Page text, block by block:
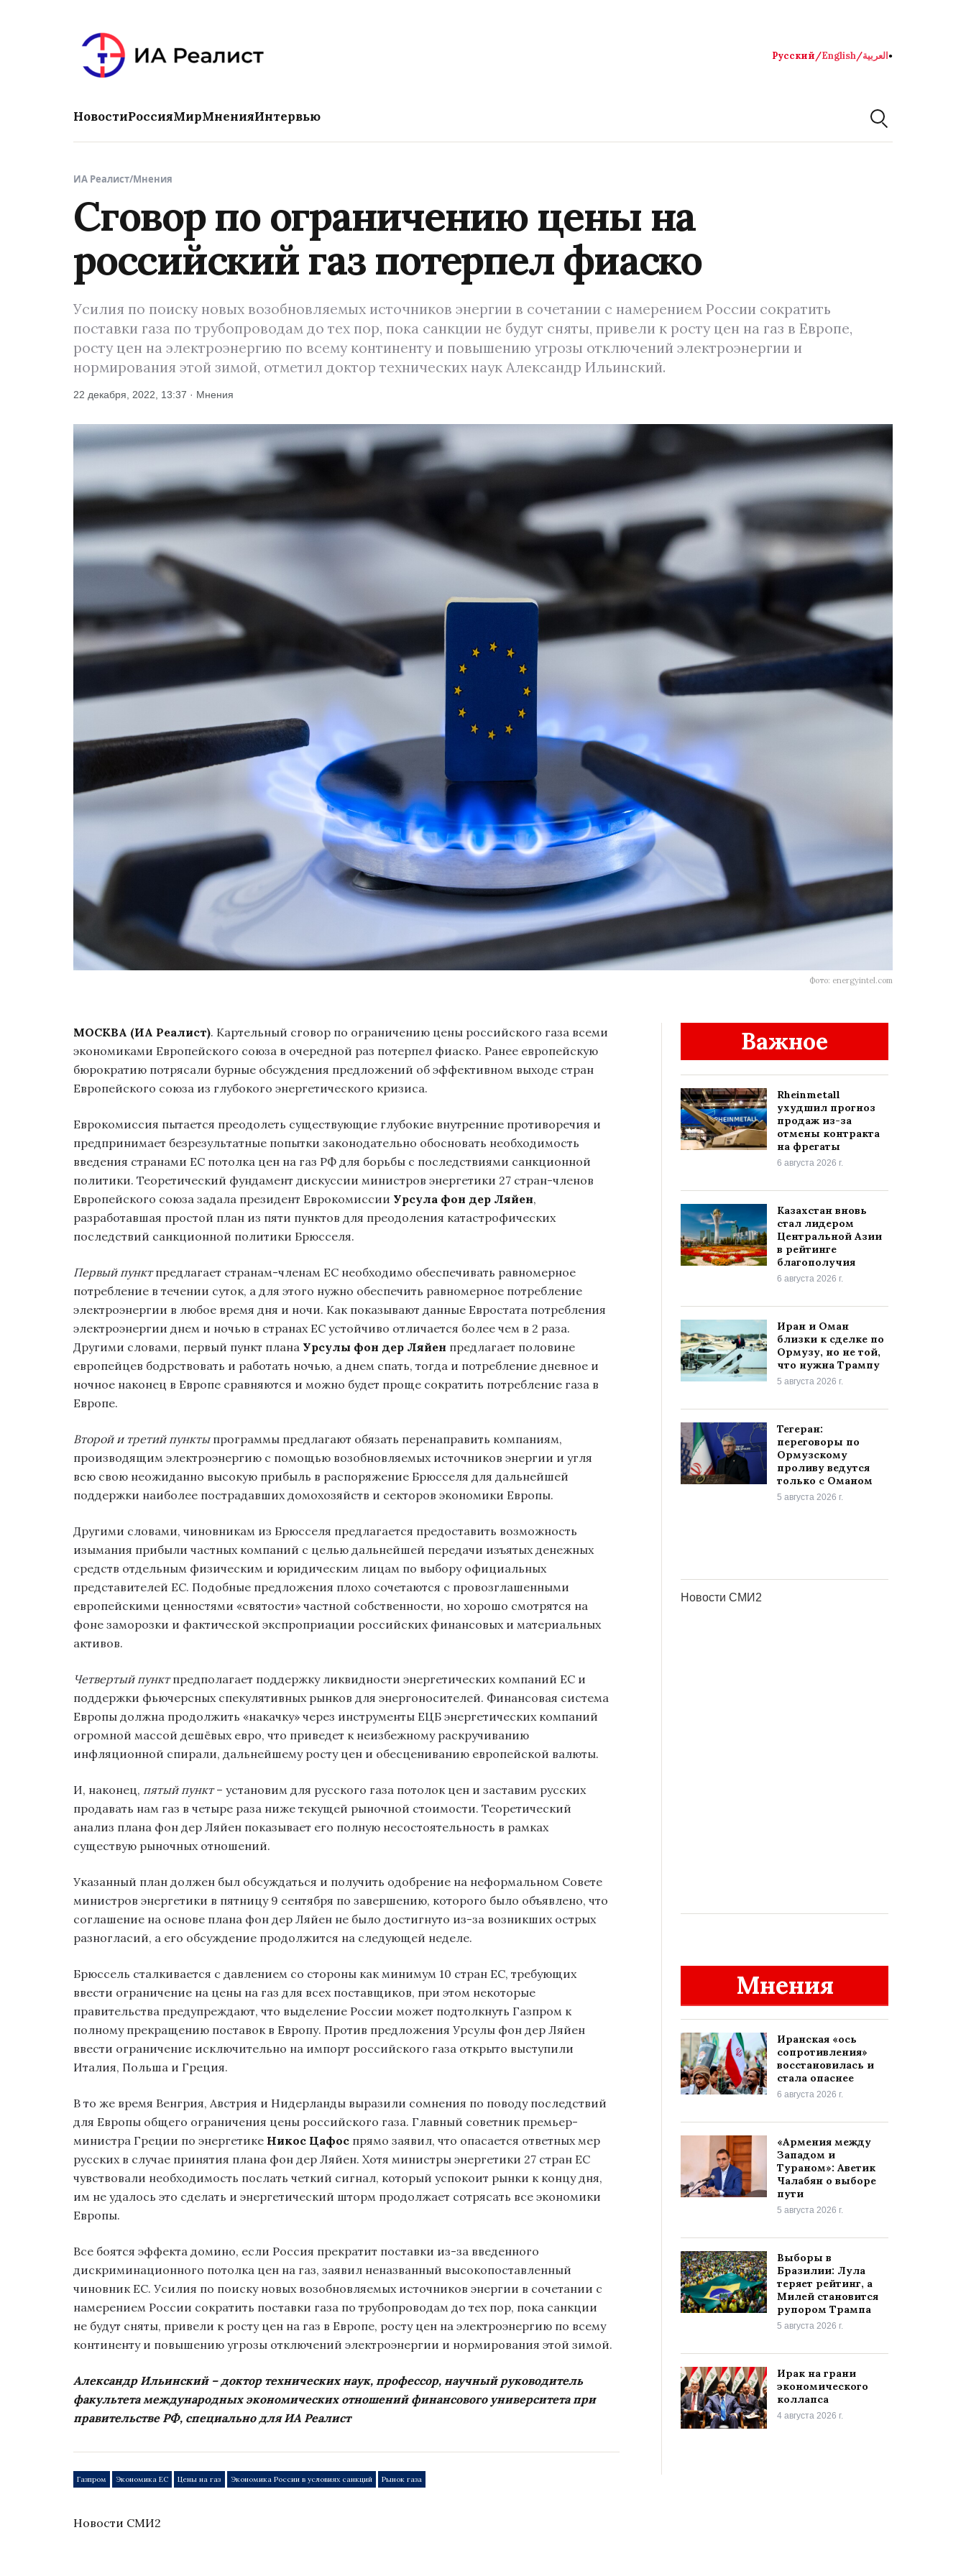
Русский/English/العربية●
НовостиРоссияМирМненияИнтервью
ИА Реалист/Мнения
Сговор по ограничению цены на
российский газ потерпел фиаско
Усилия по поиску новых возобновляемых источников энергии в сочетании с намерением России сократить
поставки газа по трубопроводам до тех пор, пока санкции не будут сняты, привели к росту цен на газ в Европе,
росту цен на электроэнергию по всему континенту и повышению угрозы отключений электроэнергии и
нормирования этой зимой, отметил доктор технических наук Александр Ильинский.
22 декабря, 2022, 13:37 · Мнения
Фото: energyintel.com
МОСКВА (ИА Реалист). Картельный сговор по ограничению цены российского газа всеми
экономиками Европейского союза в очередной раз потерпел фиаско. Ранее европейскую
бюрократию потрясали бурные обсуждения предложений об эффективном выходе стран
Европейского союза из глубокого энергетического кризиса.
Еврокомиссия пытается преодолеть существующие глубокие внутренние противоречия и
предпринимает безрезультатные попытки законодательно обосновать необходимость
введения странами ЕС потолка цен на газ РФ для борьбы с последствиями санкционной
политики. Теоретический фундамент дискуссии министров энергетики 27 стран-членов
Европейского союза задала президент Еврокомиссии Урсула фон дер Ляйен,
разработавшая простой план из пяти пунктов для преодоления катастрофических
последствий санкционной политики Брюсселя.
Первый пунктпредлагает странам-членам ЕС необходимо обеспечивать равномерное
потребление в течении суток, а для этого нужно обеспечить равномерное потребление
электроэнергии в любое время дня и ночи. Как показывают данные Евростата потребления
электроэнергии днем и ночью в странах ЕС устойчиво отличается более чем в 2 раза.
Другими словами, первый пункт плана Урсулы фон дер Ляйен предлагает половине
европейцев бодрствовать и работать ночью, а днем спать, тогда и потребление дневное и
ночное наконец в Европе сравняются и можно будет проще сократить потребление газа в
Европе.
Второй и третий пунктыпрограммы предлагают обязать перенаправить компаниям,
производящим электроэнергию с помощью возобновляемых источников энергии и угля
всю свою неожиданно высокую прибыль в распоряжение Брюсселя для дальнейшей
поддержки наиболее пострадавших домохозяйств и секторов экономики Европы.
Другими словами, чиновникам из Брюсселя предлагается предоставить возможность
изымания прибыли частных компаний с целью дальнейшей передачи изъятых денежных
средств отдельным физическим и юридическим лицам по выбору официальных
представителей ЕС. Подобные предложения плохо сочетаются с провозглашенными
европейскими ценностями «святости» частной собственности, но хорошо смотрятся на
фоне заморозки и фактической экспроприации российских финансовых и материальных
активов.
Четвертый пунктпредполагает поддержку ликвидности энергетических компаний ЕС и
поддержки фьючерсных спекулятивных рынков для энергоносителей. Финансовая система
Европы должна продолжить «накачку» через инструменты ЕЦБ энергетических компаний
огромной массой дешёвых евро, что приведет к неизбежному раскручиванию
инфляционной спирали, дальнейшему росту цен и обесцениванию европейской валюты.
И, наконец, пятый пункт– установим для русского газа потолок цен и заставим русских
продавать нам газ в четыре раза ниже текущей рыночной стоимости. Теоретический
анализ плана фон дер Ляйен показывает его полную несостоятельность в рамках
существую рыночных отношений.
Указанный план должен был обсуждаться и получить одобрение на неформальном Совете
министров энергетики в пятницу 9 сентября по завершению, которого было объявлено, что
соглашение на основе плана фон дер Ляйен не было достигнуто из-за возникших острых
разногласий, а его обсуждение продолжится на следующей неделе.
Брюссель сталкивается с давлением со стороны как минимум 10 стран ЕС, требующих
ввести ограничение на цены на газ для всех поставщиков, при этом некоторые
правительства предупреждают, что выделение России может подтолкнуть Газпром к
полному прекращению поставок в Европу. Против предложения Урсулы фон дер Ляйен
ввести ограничение исключительно на импорт российского газа открыто выступили
Италия, Польша и Греция.
В то же время Венгрия, Австрия и Нидерланды выразили сомнения по поводу последствий
для Европы общего ограничения цены российского газа. Главный советник премьер-
министра Греции по энергетике Никос Цафос прямо заявил, что опасается ответных мер
русских в случае принятия плана фон дер Ляйен. Хотя министры энергетики 27 стран ЕС
чувствовали необходимость послать четкий сигнал, который успокоит рынки к концу дня,
им не удалось это сделать и энергетический шторм продолжает сотрясать все экономики
Европы.
Все боятся эффекта домино, если Россия прекратит поставки из-за введенного
дискриминационного потолка цен на газ, заявил неназванный высокопоставленный
чиновник ЕС. Усилия по поиску новых возобновляемых источников энергии в сочетании с
намерением России сократить поставки газа по трубопроводам до тех пор, пока санкции
не будут сняты, привели к росту цен на газ в Европе, росту цен на электроэнергию по всему
континенту и повышению угрозы отключений электроэнергии и нормирования этой зимой.
Александр Ильинский – доктор технических наук, профессор, научный руководитель
факультета международных экономических отношений финансового университета при
правительстве РФ, специально для ИА Реалист
Газпром Экономика ЕС Цены на газ Экономика России в условиях санкций Рынок газа
Новости СМИ2
Важное
Rheinmetall
ухудшил прогноз
продаж из-за
отмены контракта
на фрегаты
6 августа 2026 г.
Казахстан вновь
стал лидером
Центральной Азии
в рейтинге
благополучия
6 августа 2026 г.
Иран и Оман
близки к сделке по
Ормузу, но не той,
что нужна Трампу
5 августа 2026 г.
Тегеран:
переговоры по
Ормузскому
проливу ведутся
только с Оманом
5 августа 2026 г.
Мнения
Иранская «ось
сопротивления»
восстановилась и
стала опаснее
6 августа 2026 г.
«Армения между
Западом и
Тураном»: Аветик
Чалабян о выборе
пути
5 августа 2026 г.
Выборы в
Бразилии: Лула
теряет рейтинг, а
Милей становится
рупором Трампа
5 августа 2026 г.
Ирак на грани
экономического
коллапса
4 августа 2026 г.